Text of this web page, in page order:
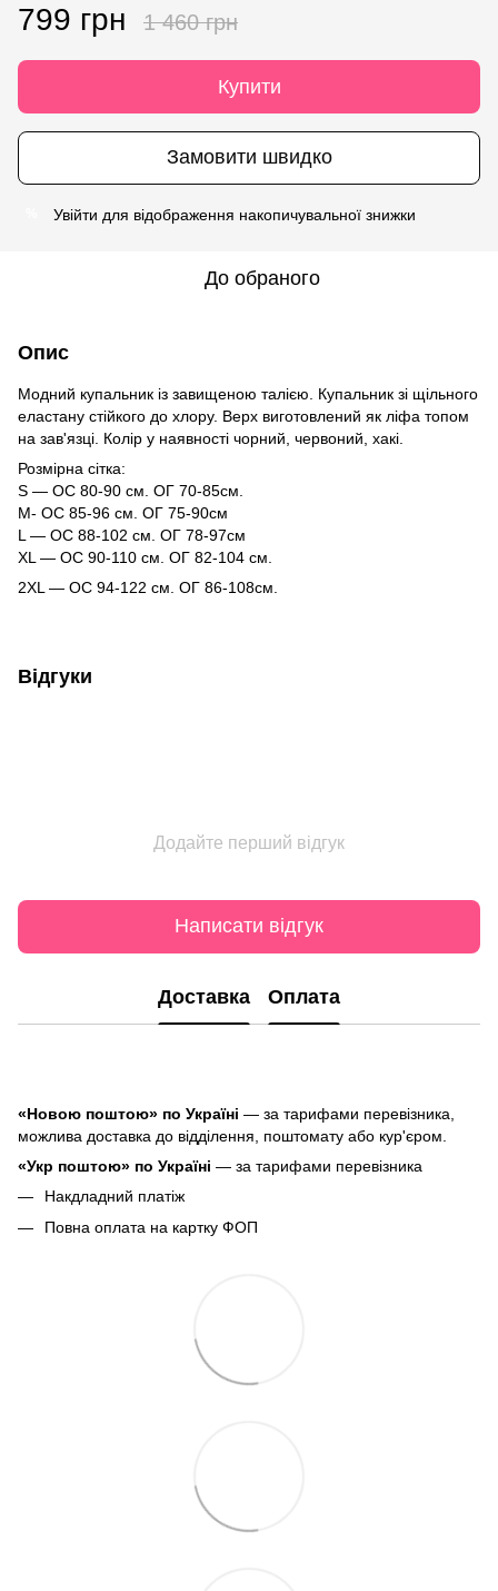
799 грн 1 460 грн
Купити
Замовити швидко
Увійти для відображення накопичувальної знижки
До обраного
Опис
Модний купальник із завищеною талією. Купальник зі щільного
еластану стійкого до хлору. Верх виготовлений як ліфа топом
на зав'язці. Колір у наявності чорний, червоний, хакі.
Розмірна сітка:
S — ОС 80-90 см. ОГ 70-85см.
M- ОС 85-96 см. ОГ 75-90см
L — ОС 88-102 см. ОГ 78-97см
XL — ОС 90-110 см. ОГ 82-104 см.
2XL — ОС 94-122 см. ОГ 86-108см.
Відгуки
Додайте перший відгук
Написати відгук
Доставка Оплата
«Новою поштою» по Україні — за тарифами перевізника,
можлива доставка до відділення, поштомату або кур'єром.
«Укр поштою» по Україні — за тарифами перевізника
Накдладний платіж
Повна оплата на картку ФОП